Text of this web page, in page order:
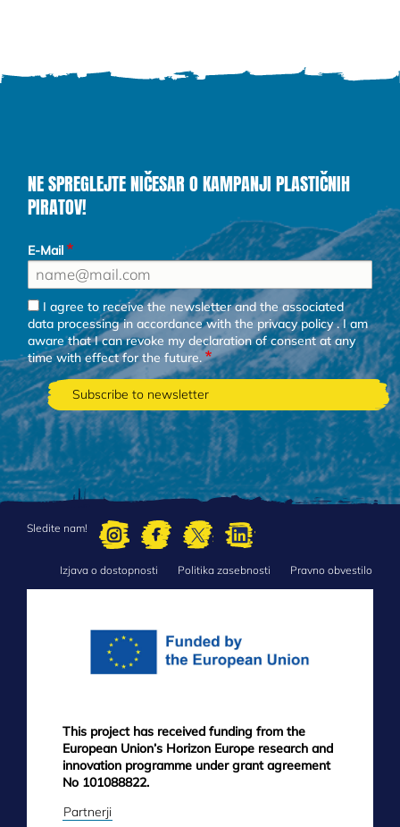
NE SPREGLEJTE NIČESAR O KAMPANJI PLASTIČNIH
PIRATOV!
E-Mail
I agree to receive the newsletter and the associated
data processing in accordance with theprivacy policy. I am
aware that I can revoke my declaration of consent at any
time with effect for the future.
Sledite nam!
FOOTERIzjava o dostopnosti Politika zasebnosti Pravno obvestilo
This project has received funding from the
European Union’s Horizon Europe research and
innovation programme under grant agreement
No 101088822.
Partnerji